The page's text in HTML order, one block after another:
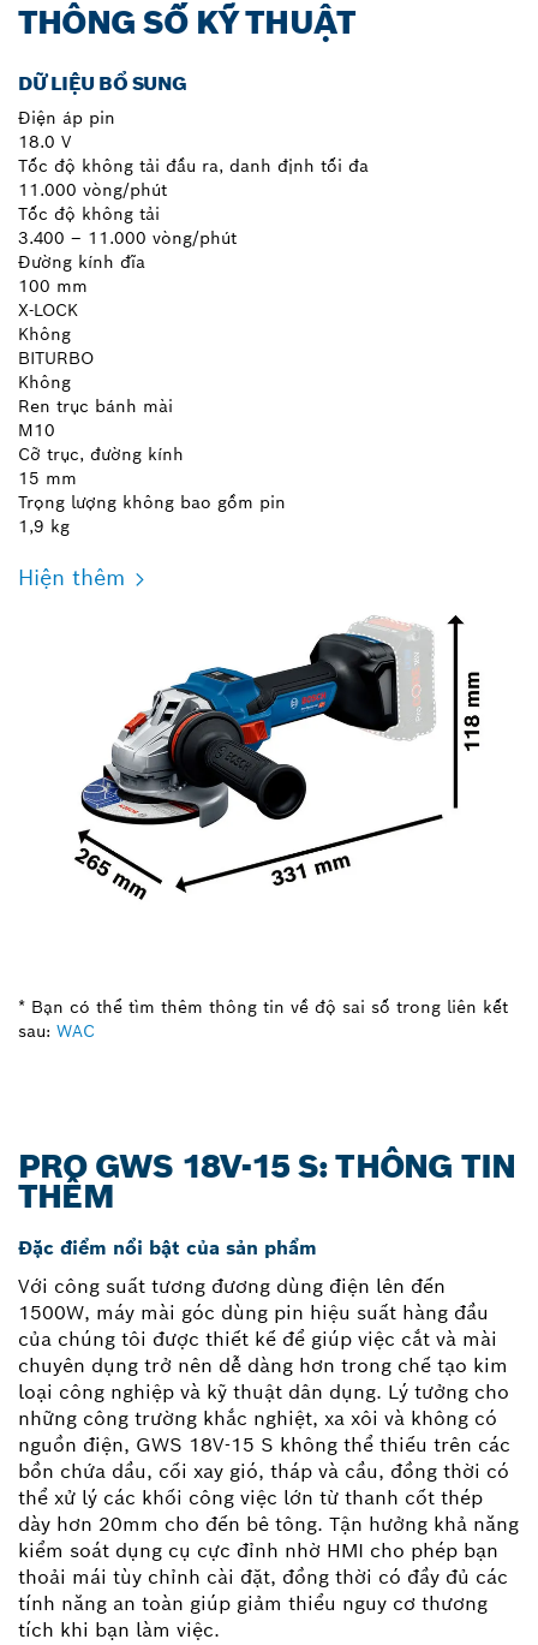
THÔNG SỐ KỸ THUẬT
DỮ LIỆU BỔ SUNG
Điện áp pin
18.0 V
Tốc độ không tải đầu ra, danh định tối đa
11.000 vòng/phút
Tốc độ không tải
3.400 – 11.000 vòng/phút
Đường kính đĩa
100 mm
X-LOCK
Không
BITURBO
Không
Ren trục bánh mài
M10
Cỡ trục, đường kính
15 mm
Trọng lượng không bao gồm pin
1,9 kg
Hiện thêm
* Bạn có thể tìm thêm thông tin về độ sai số trong liên kết
sau: WAC
PRO GWS 18V-15 S: THÔNG TIN
THÊM
Đặc điểm nổi bật của sản phẩm
Với công suất tương đương dùng điện lên đến
1500W, máy mài góc dùng pin hiệu suất hàng đầu
của chúng tôi được thiết kế để giúp việc cắt và mài
chuyên dụng trở nên dễ dàng hơn trong chế tạo kim
loại công nghiệp và kỹ thuật dân dụng. Lý tưởng cho
những công trường khắc nghiệt, xa xôi và không có
nguồn điện, GWS 18V-15 S không thể thiếu trên các
bồn chứa dầu, cối xay gió, tháp và cầu, đồng thời có
thể xử lý các khối công việc lớn từ thanh cốt thép
dày hơn 20mm cho đến bê tông. Tận hưởng khả năng
kiểm soát dụng cụ cực đỉnh nhờ HMI cho phép bạn
thoải mái tùy chỉnh cài đặt, đồng thời có đầy đủ các
tính năng an toàn giúp giảm thiểu nguy cơ thương
tích khi bạn làm việc.